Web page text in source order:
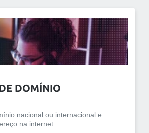
DOMÍNIO
nacional ou internacional e
na internet.